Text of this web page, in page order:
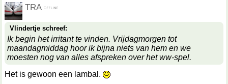
TRA
Vlindertje schreef:
Ik begin het irritant te vinden. Vrijdagmorgen tot
maandagmiddag hoor ik bijna niets van hem en we
moesten nog van alles afspreken over het ww-spel.
Het is gewoon een lambal.